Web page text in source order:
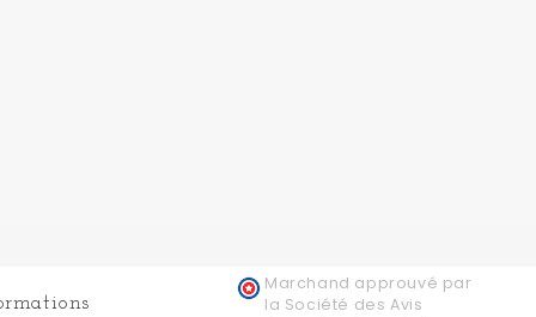
Marchand approuvé par
la Société des Avis